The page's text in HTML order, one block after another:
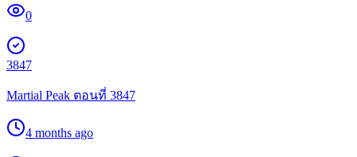
0
3847
Martial Peak ตอนที่ 3847
4 months ago